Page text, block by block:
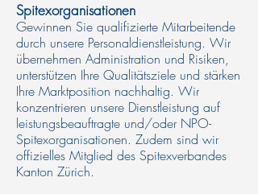
Spitexorganisationen
Gewinnen Sie qualifizierte Mitarbeitende
durch unsere Personaldienstleistung. Wir
übernehmen Administration und Risiken,
unterstützen Ihre Qualitätsziele und stärken
Ihre Marktposition nachhaltig. Wir
konzentrieren unsere Dienstleistung auf
leistungsbeauftragte und/oder NPO-
Spitexorganisationen. Zudem sind wir
offizielles Mitglied des Spitexverbandes
Kanton Zürich.